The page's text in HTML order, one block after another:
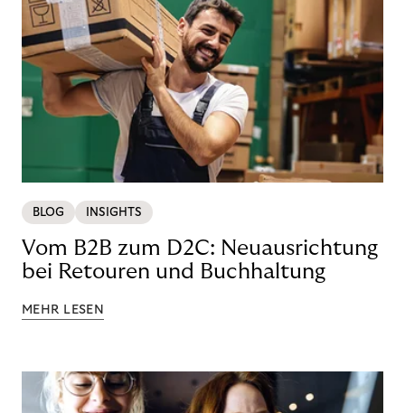
BLOG INSIGHTS
Vom B2B zum D2C: Neuausrichtung
bei Retouren und Buchhaltung
MEHR LESEN